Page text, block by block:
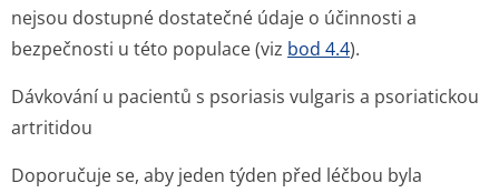
nejsou dostupné dostatečné údaje o účinnosti a
bezpečnosti u této populace (viz bod 4.4).
Dávkování u pacientů s psoriasis vulgaris a psoriatickou
artritidou
Doporučuje se, aby jeden týden před léčbou byla